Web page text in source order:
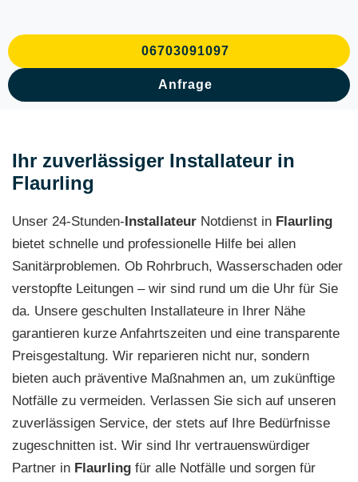
06703091097
Anfrage
Ihr zuverlässiger Installateur in
Flaurling
Unser 24-Stunden-Installateur Notdienst in Flaurling
bietet schnelle und professionelle Hilfe bei allen
Sanitärproblemen. Ob Rohrbruch, Wasserschaden oder
verstopfte Leitungen – wir sind rund um die Uhr für Sie
da. Unsere geschulten Installateure in Ihrer Nähe
garantieren kurze Anfahrtszeiten und eine transparente
Preisgestaltung. Wir reparieren nicht nur, sondern
bieten auch präventive Maßnahmen an, um zukünftige
Notfälle zu vermeiden. Verlassen Sie sich auf unseren
zuverlässigen Service, der stets auf Ihre Bedürfnisse
zugeschnitten ist. Wir sind Ihr vertrauenswürdiger
Partner in Flaurling für alle Notfälle und sorgen für